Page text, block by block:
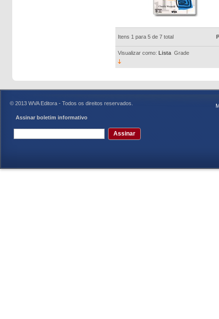
Itens 1 para 5 de 7 total
Visualizar como: Lista Grade
© 2013 WVA Editora - Todos os direitos reservados.
Assinar boletim informativo
Assinar